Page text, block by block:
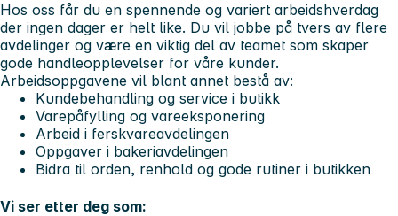
Hos oss får du en spennende og variert arbeidshverdag
der ingen dager er helt like. Du vil jobbe på tvers av flere
avdelinger og være en viktig del av teamet som skaper
gode handleopplevelser for våre kunder.
Arbeidsoppgavene vil blant annet bestå av:
Kundebehandling og service i butikk
Varepåfylling og vareeksponering
Arbeid i ferskvareavdelingen
Oppgaver i bakeriavdelingen
Bidra til orden, renhold og gode rutiner i butikken
Vi ser etter deg som: